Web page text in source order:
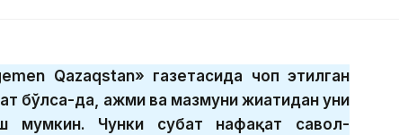
Qazaqstan» газетасида чоп этилган
бўлса-да, ҳажми ва мазмуни жиҳатидан уни
мумкин. Чунки суҳбат нафақат савол-